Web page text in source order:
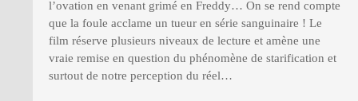
l’ovation en venant grimé en Freddy… On se rend compte
que la foule acclame un tueur en série sanguinaire ! Le
film réserve plusieurs niveaux de lecture et amène une
vraie remise en question du phénomène de starification et
surtout de notre perception du réel…